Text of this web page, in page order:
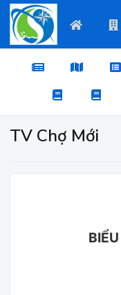
TV Chợ Mới